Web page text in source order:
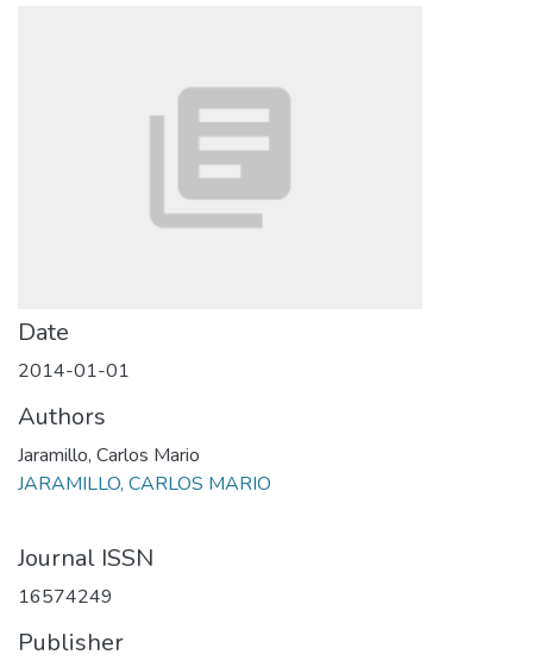
Date
2014-01-01
Authors
Jaramillo, Carlos Mario
JARAMILLO, CARLOS MARIO
Journal ISSN
16574249
Publisher